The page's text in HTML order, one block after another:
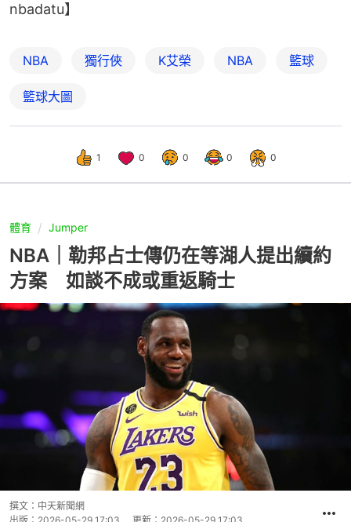
nbadatu】
NBA 獨行俠 K艾榮 NBA 籃球
籃球大圖
1 0 0 0 0
體育 Jumper
NBA｜勒邦占士傳仍在等湖人提出續約
方案 如談不成或重返騎士
撰文： 中天新聞網